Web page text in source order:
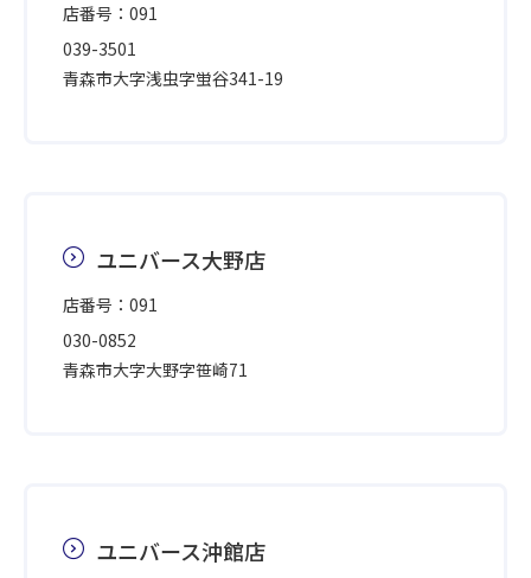
店番号：091
039-3501
青森市大字浅虫字蛍谷341-19
ユニバース大野店
店番号：091
030-0852
青森市大字大野字笹崎71
ユニバース沖館店